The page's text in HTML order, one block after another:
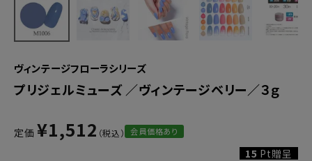
ヴィンテージフローラシリーズ
プリジェルミューズ ／ヴィンテージベリー／３ｇ
定価 ¥1,512 会員価格あり
15 Pt贈呈